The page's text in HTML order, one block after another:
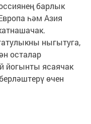
барлык
һәм Азия
ныгытуга,
осталар
йогынты ясаячак
өчен